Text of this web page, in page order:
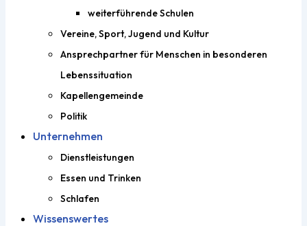
weiterführende Schulen
Vereine, Sport, Jugend und Kultur
Ansprechpartner für Menschen in besonderen
Lebenssituation
Kapellengemeinde
Politik
Unternehmen
Dienstleistungen
Essen und Trinken
Schlafen
Wissenswertes